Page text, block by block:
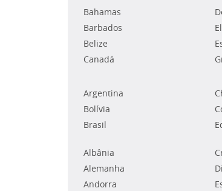
Bahamas
Barbados
Belize
Canadá
Argentina
Bolívia
Brasil
Albânia
Alemanha
Andorra